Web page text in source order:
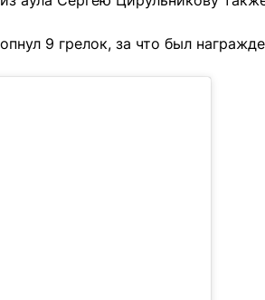
9 грелок, за что был